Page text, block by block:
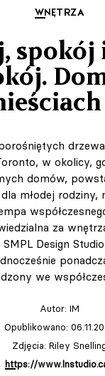
WNĘTRZA
spokój
w okolicy,
domów,
młodej rodziny,
za
Design
we
Autor: IM
Opublikowano:
Zdjęcia: Riley
https://